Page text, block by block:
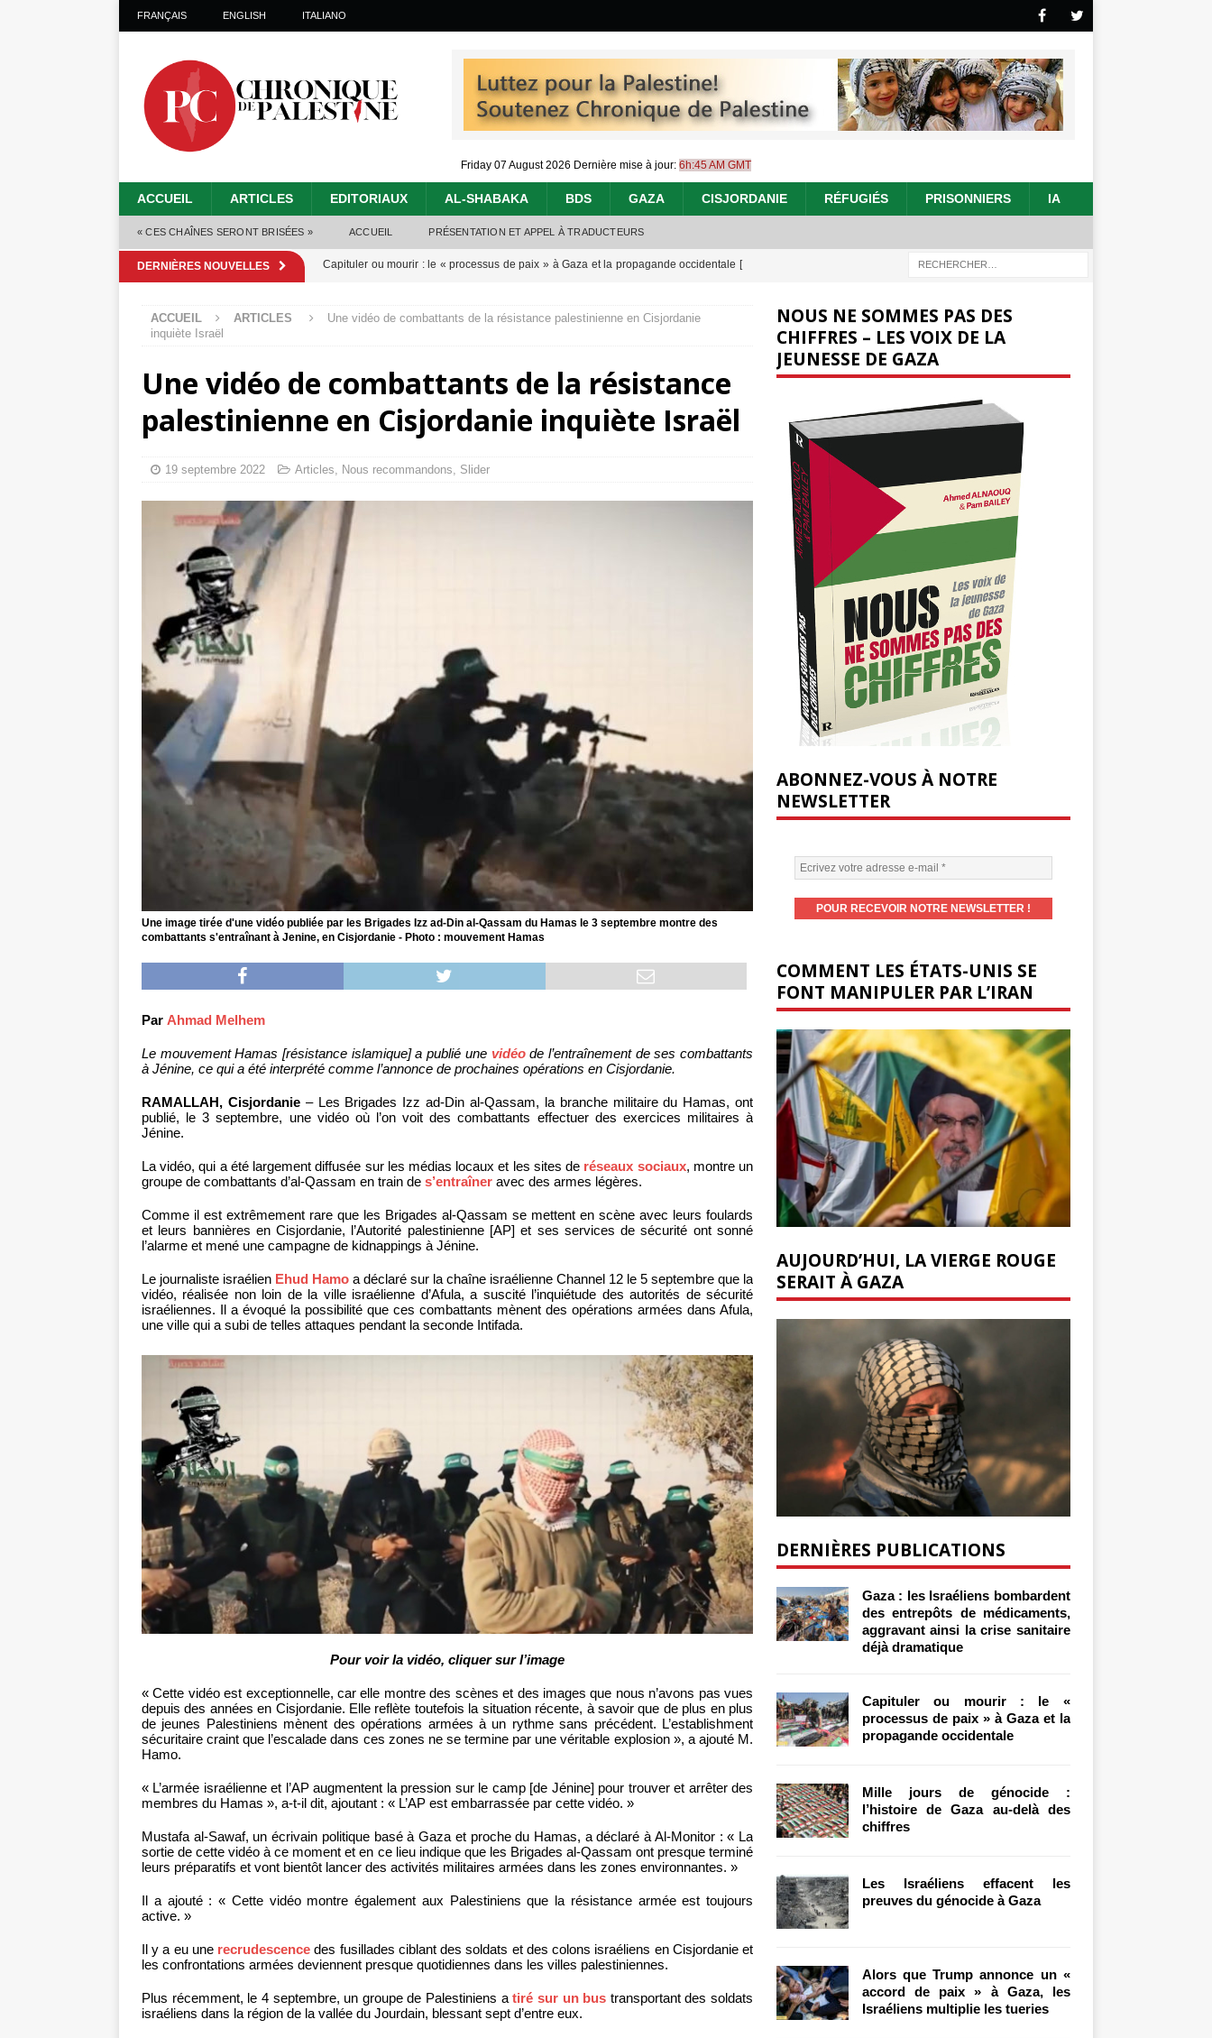
FRANÇAIS ENGLISH ITALIANO
Friday 07 August 2026 Dernière mise à jour: 6h:45 AM GMT
ACCUEIL ARTICLES EDITORIAUX AL-SHABAKA BDS GAZA CISJORDANIE RÉFUGIÉS PRISONNIERS IA
« CES CHAÎNES SERONT BRISÉES » ACCUEIL PRÉSENTATION ET APPEL À TRADUCTEURS
DERNIÈRES NOUVELLES Capituler ou mourir : le « processus de paix » à Gaza et la propagande occidentale [
Mille jours de génocide : l’histoire de Gaza au-delà des chiffres[ 5 août 2026 ]
Alors que Trump annonce un « accord de paix » à Gaza, les Israéliens multiplie les
tueries[ 4 août 2026 ]
crise sanitaire déjà dramatique
ACCUEIL ARTICLES
Une vidéo de combattants de la résistance palestinienne en Cisjordanie
inquiète Israël
Une vidéo de combattants de la résistance
palestinienne en Cisjordanie inquiète Israël
19 septembre 2022 Articles, Nous recommandons, Slider
Une image tirée d'une vidéo publiée par les Brigades Izz ad-Din al-Qassam du Hamas le 3 septembre montre des
combattants s'entraînant à Jenine, en Cisjordanie - Photo : mouvement Hamas
Par Ahmad Melhem
Le mouvement Hamas [résistance islamique] a publié une vidéode l’entraînement de ses combattants
à Jénine, ce qui a été interprété comme l’annonce de prochaines opérations en Cisjordanie.
RAMALLAH, Cisjordanie– Les Brigades Izz ad-Din al-Qassam, la branche militaire du Hamas, ont
publié, le 3 septembre, une vidéo où l’on voit des combattants effectuer des exercices militaires à
Jénine.
La vidéo, qui a été largement diffusée sur les médias locaux et les sites de réseaux sociaux, montre un
groupe de combattants d’al-Qassam en train de s’entraîner avec des armes légères.
Comme il est extrêmement rare que les Brigades al-Qassam se mettent en scène avec leurs foulards
et leurs bannières en Cisjordanie, l’Autorité palestinienne [AP] et ses services de sécurité ont sonné
l’alarme et mené une campagne de kidnappings à Jénine.
Le journaliste israélien Ehud Hamo a déclaré sur la chaîne israélienne Channel 12 le 5 septembre que la
vidéo, réalisée non loin de la ville israélienne d’Afula, a suscité l’inquiétude des autorités de sécurité
israéliennes. Il a évoqué la possibilité que ces combattants mènent des opérations armées dans Afula,
une ville qui a subi de telles attaques pendant la seconde Intifada.
Pour voir la vidéo, cliquer sur l’image
« Cette vidéo est exceptionnelle, car elle montre des scènes et des images que nous n’avons pas vues
depuis des années en Cisjordanie. Elle reflète toutefois la situation récente, à savoir que de plus en plus
de jeunes Palestiniens mènent des opérations armées à un rythme sans précédent. L’establishment
sécuritaire craint que l’escalade dans ces zones ne se termine par une véritable explosion », a ajouté M.
Hamo.
« L’armée israélienne et l’AP augmentent la pression sur le camp [de Jénine] pour trouver et arrêter des
membres du Hamas », a-t-il dit, ajoutant : « L’AP est embarrassée par cette vidéo. »
Mustafa al-Sawaf, un écrivain politique basé à Gaza et proche du Hamas, a déclaré à Al-Monitor : « La
sortie de cette vidéo à ce moment et en ce lieu indique que les Brigades al-Qassam ont presque terminé
leurs préparatifs et vont bientôt lancer des activités militaires armées dans les zones environnantes. »
Il a ajouté : « Cette vidéo montre également aux Palestiniens que la résistance armée est toujours
active. »
Il y a eu une recrudescence des fusillades ciblant des soldats et des colons israéliens en Cisjordanie et
les confrontations armées deviennent presque quotidiennes dans les villes palestiniennes.
Plus récemment, le 4 septembre, un groupe de Palestiniens atiré sur un bus transportant des soldats
israéliens dans la région de la vallée du Jourdain, blessant sept d’entre eux.
NOUS NE SOMMES PAS DES
CHIFFRES – LES VOIX DE LA
JEUNESSE DE GAZA
ABONNEZ-VOUS À NOTRE
NEWSLETTER
COMMENT LES ÉTATS-UNIS SE
FONT MANIPULER PAR L’IRAN
AUJOURD’HUI, LA VIERGE ROUGE
SERAIT À GAZA
DERNIÈRES PUBLICATIONS
Gaza : les Israéliens bombardent
des entrepôts de médicaments,
aggravant ainsi la crise sanitaire
déjà dramatique
Capituler ou mourir : le «
processus de paix » à Gaza et la
propagande occidentale
Mille jours de génocide :
l’histoire de Gaza au-delà des
chiffres
Les Israéliens effacent les
preuves du génocide à Gaza
Alors que Trump annonce un «
accord de paix » à Gaza, les
Israéliens multiplie les tueries